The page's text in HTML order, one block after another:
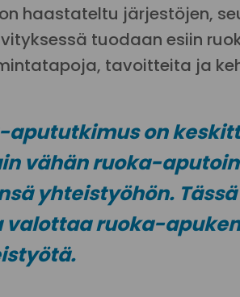
haastateltu järjestöjen,
tuodaan esiin
tavoitteita ja
apututkimus on
vähän ruoka-
yhteistyöhön.
valottaa ruoka-